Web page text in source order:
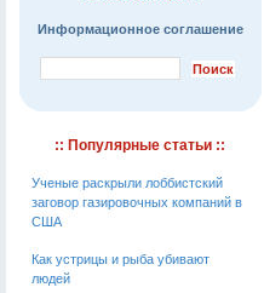
Информационное соглашение
:: Популярные статьи ::
Ученые раскрыли лоббистский
заговор газировочных компаний в
США
Как устрицы и рыба убивают
людей